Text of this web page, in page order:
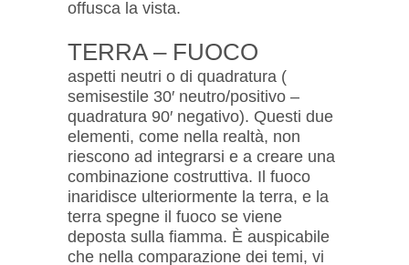
offusca la vista.
TERRA – FUOCO
aspetti neutri o di quadratura (
semisestile 30′ neutro/positivo –
quadratura 90′ negativo). Questi due
elementi, come nella realtà, non
riescono ad integrarsi e a creare una
combinazione costruttiva. Il fuoco
inaridisce ulteriormente la terra, e la
terra spegne il fuoco se viene
deposta sulla fiamma. È auspicabile
che nella comparazione dei temi, vi